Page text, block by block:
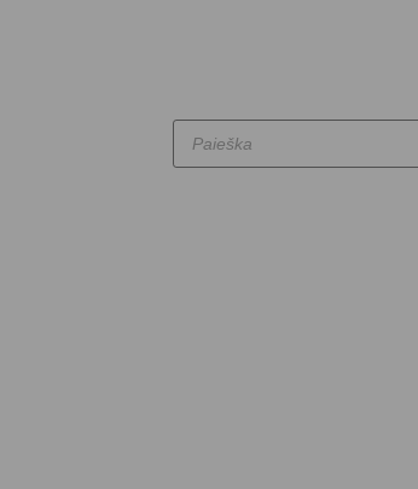
Products
search